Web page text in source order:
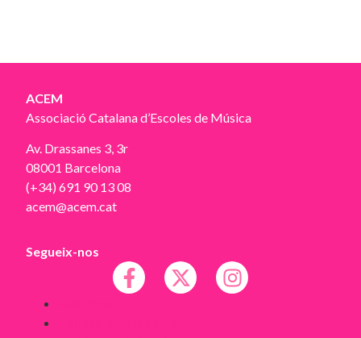
ACEM
Associació Catalana d’Escoles de Música
Av. Drassanes 3, 3r
08001 Barcelona
(+34) 691 90 13 08
acem@acem.cat
Segueix-nos